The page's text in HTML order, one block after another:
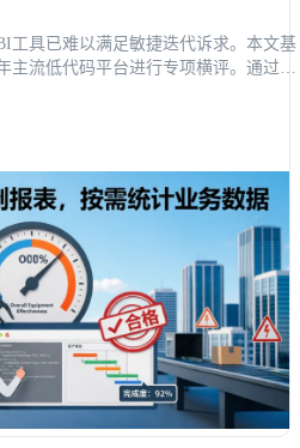
工具已难以满足敏捷迭代诉求。本文基
主流低代码平台进行专项横评。通过功
展性与性价比五大维度打分，揭示各平
者提供可量化的采购依据。